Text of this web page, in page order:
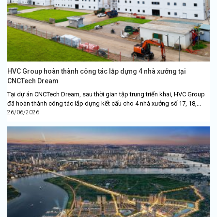
HVC Group hoàn thành công tác lắp dựng 4 nhà xưởng tại
CNCTech Dream
Tại dự án CNCTech Dream, sau thời gian tập trung triển khai, HVC Group
đã hoàn thành công tác lắp dựng kết cấu cho 4 nhà xưởng số 17, 18,...
26/06/2026